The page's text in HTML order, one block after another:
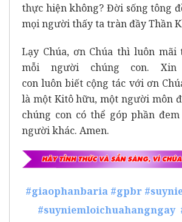
thực hiện không? Đời sống tông
mọi người thấy ta tràn đầy Thần
Lạy Chúa, ơn Chúa thì luôn
mỗi người chúng con. Xin
con luôn biết cộng tác với ơn
là một Kitô hữu, một người môn
chúng con có thể góp phần
người khác. Amen.
#giaophanbaria #gpbr
#suyniemloichuahangngay